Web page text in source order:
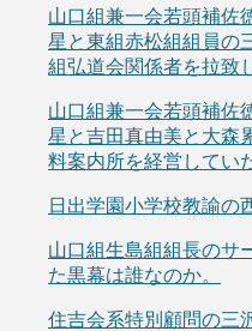
山口組兼一会若頭補佐
星と東組赤松組組員の
組弘道会関係者を拉致
山口組兼一会若頭補佐
星と吉田真由美と大森
料案内所を経営してい
日出学園小学校教諭の
山口組生島組組長のサ
た黒幕は誰なのか。
住吉会系特別顧問の三